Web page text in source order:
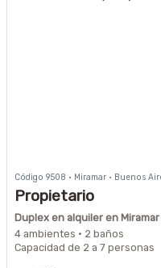
Código 9508 · Miramar · Buenos
Propietario
Duplex en alquiler en Miramar
4 ambientes · 2 baños
Capacidad de 2 a 7 personas